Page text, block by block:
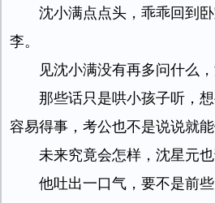
沈小满点点头，乖乖回到
李。
见沈小满没有再多问什么
那些话只是哄小孩子听，
容易得事，考公也不是说说就能
未来究竟会怎样，沈星元也
他吐出一口气，要不是前